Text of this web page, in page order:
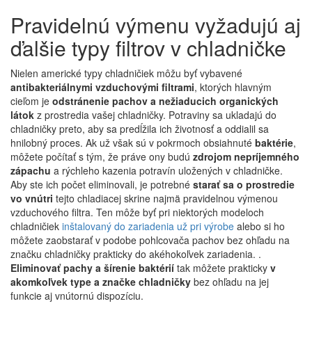
Pravidelnú výmenu vyžadujú aj
ďalšie typy filtrov v chladničke
Nielen americké typy chladničiek môžu byť vybavené
antibakteriálnymi vzduchovými filtrami, ktorých hlavným
cieľom je odstránenie pachov a nežiaducich organických
látok z prostredia vašej chladničky. Potraviny sa ukladajú do
chladničky preto, aby sa predĺžila ich životnosť a oddialil sa
hnilobný proces. Ak už však sú v pokrmoch obsiahnuté baktérie,
môžete počítať s tým, že práve ony budú zdrojom nepríjemného
zápachu a rýchleho kazenia potravín uložených v chladničke.
Aby ste ich počet eliminovali, je potrebné starať sa o prostredie
vo vnútri tejto chladiacej skrine najmä pravidelnou výmenou
vzduchového filtra. Ten môže byť pri niektorých modeloch
chladničiek inštalovaný do zariadenia už pri výrobe alebo si ho
môžete zaobstarať v podobe pohlcovača pachov bez ohľadu na
značku chladničky prakticky do akéhokoľvek zariadenia. .
Eliminovať pachy a šírenie baktérií tak môžete prakticky v
akomkoľvek type a značke chladničky bez ohľadu na jej
funkcie aj vnútornú dispozíciu.